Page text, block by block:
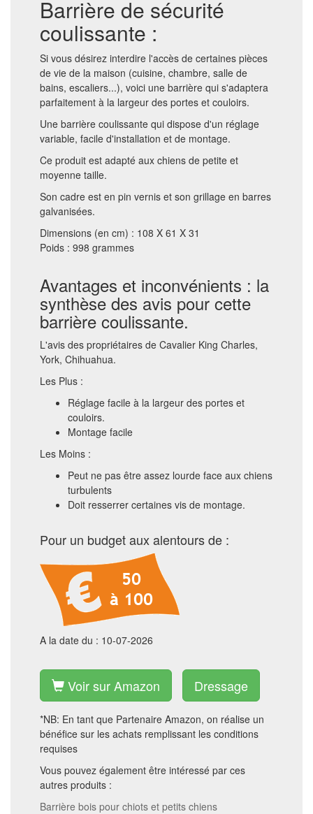
Barrière de sécurité
coulissante :
Si vous désirez interdire l'accès de certaines pièces
de vie de la maison (cuisine, chambre, salle de
bains, escaliers...), voici une barrière qui s'adaptera
parfaitement à la largeur des portes et couloirs.
Une barrière coulissante qui dispose d'un réglage
variable, facile d'installation et de montage.
Ce produit est adapté aux chiens de petite et
moyenne taille.
Son cadre est en pin vernis et son grillage en barres
galvanisées.
Dimensions (en cm) : 108 X 61 X 31
Poids : 998 grammes
Avantages et inconvénients : la
synthèse des avis pour cette
barrière coulissante.
L'avis des propriétaires de Cavalier King Charles,
York, Chihuahua.
Les Plus :
Réglage facile à la largeur des portes et
couloirs.
Montage facile
Les Moins :
Peut ne pas être assez lourde face aux chiens
turbulents
Doit resserrer certaines vis de montage.
Pour un budget aux alentours de :
A la date du : 10-07-2026
Voir sur Amazon Dressage
*NB: En tant que Partenaire Amazon, on réalise un
bénéfice sur les achats remplissant les conditions
requises
Vous pouvez également être intéressé par ces
autres produits :
Barrière bois pour chiots et petits chiens